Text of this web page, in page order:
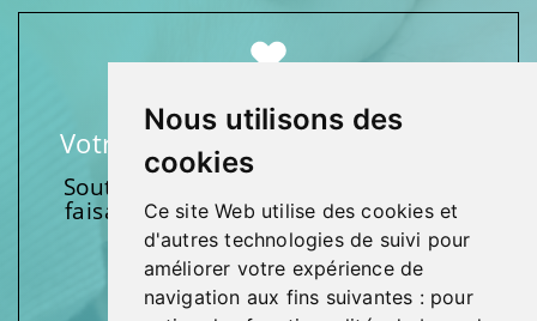
Nous utilisons des
cookies
Ce site Web utilise des cookies et
d'autres technologies de suivi pour
améliorer votre expérience de
navigation aux fins suivantes : pour
Votre soutien fait une différence
Soutenez l’une de nos fondations en
faisant un don et en participant aux
activités.
Donnez généreusement!